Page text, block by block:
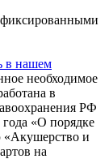
в нашем
необходимое
в
РФ
«О порядке
и
на